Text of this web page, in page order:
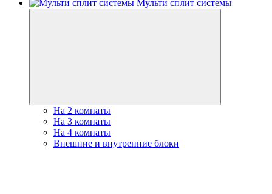
Мульти сплит системы
На 2 комнаты
На 3 комнаты
На 4 комнаты
Внешние и внутренние блоки